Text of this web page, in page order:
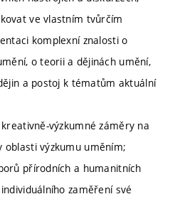
ve vlastním tvůrčím
komplexní znalosti o
o teorii a dějinách umění,
a postoj k tématům aktuální
výzkumné záměry na
oblasti výzkumu uměním;
přírodních a humanitních
zaměření své